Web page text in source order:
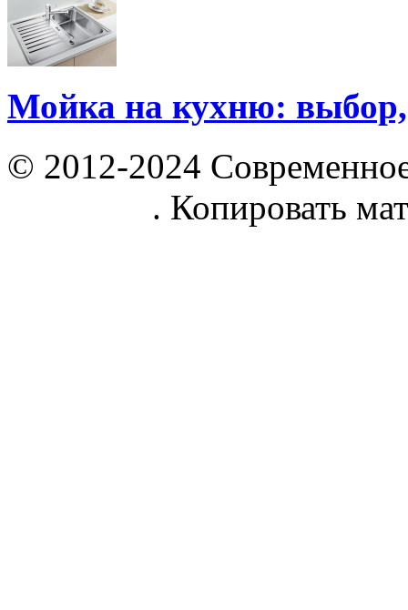
Мойка на кухню: выбор,
© 2012-2024
. Копировать